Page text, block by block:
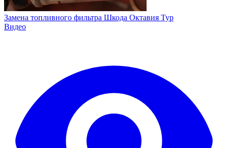
Замена топливного фильтра Шкода Октавия Тур
Видео